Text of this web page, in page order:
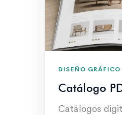
DISEÑO GRÁFICO
Catálogo
Catálogos